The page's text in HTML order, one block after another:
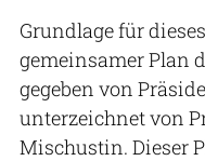
Grundlage für
gemeinsamer Plan
gegeben von
unterzeichnet von
Mischustin. Dieser